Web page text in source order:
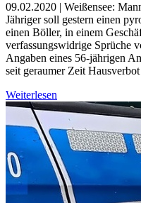
09.02.2020 | Weißensee:
Jähriger soll gestern einen
einen Böller, in einem
verfassungswidrige Sprüche
Angaben eines 56-jährigen
seit geraumer Zeit
Weiterlesen